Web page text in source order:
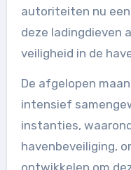
autoriteiten nu
deze ladingdieven
veiligheid in de
De afgelopen
intensief
instanties,
havenbeveiliging,
ontwikkelen om